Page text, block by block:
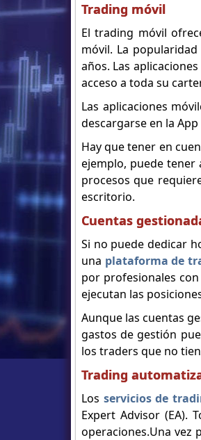
Trading móvil
El trading móvil
móvil. La
años. Las
acceso a toda su
Las aplicaciones
descargarse en la
Hay que tener en
ejemplo, puede tener
procesos que
escritorio.
Cuentas
Si no puede dedicar
una plataforma de
por profesionales
ejecutan las
Aunque las cuentas
gastos de gestión
los traders que no
Trading
Los servicios de
Expert Advisor
operaciones.Una vez